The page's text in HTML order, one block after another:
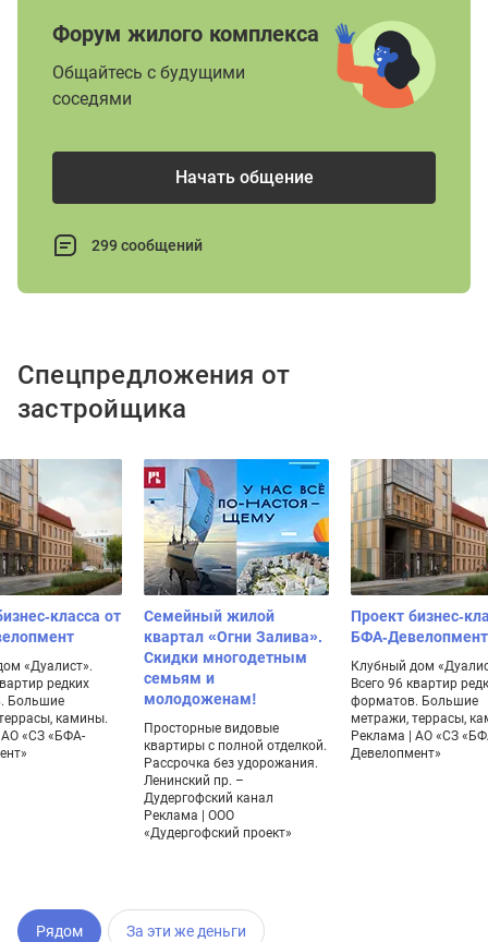
Форум жилого комплекса
Общайтесь с будущими
соседями
Начать общение
299 сообщений
Спецпредложения от
застройщика
класса от
«Дуалист».
редких
Большие
камины.
«СЗ «БФА-
Семейный жилой
квартал «Огни Залива».
Скидки многодетным
семьям и
молодоженам!
Просторные видовые
квартиры с полной отделкой.
Рассрочка без удорожания.
Ленинский пр. –
Дудергофский канал
Реклама | ООО
«Дудергофский проект»
Проект бизнес-
БФА-Девелопмент
Клубный дом
Всего 96 квартир
форматов. Большие
метражи, террасы,
Реклама | АО «СЗ
Девелопмент»
Рядом За эти же деньги